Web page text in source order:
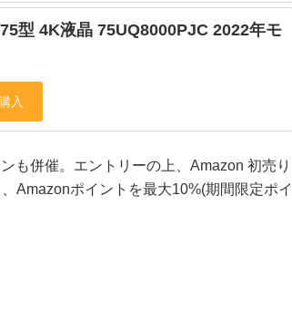
型 4K液晶 75UQ8000PJC 2022年モ
も併催。エントリーの上、Amazon 初売り
Amazonポイントを最大10%(期間限定ポイ